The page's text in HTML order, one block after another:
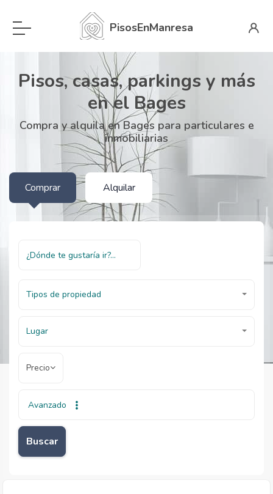
PisosEnManresa
Pisos, casas, parkings y más
en el Bages
Compra y alquila en Bages para particulares e
inmobiliarias
Comprar Alquilar
Tipos de propiedad
Lugar
Precio
Avanzado
Buscar
Inicio Inmobiliarias
Inmobiliarias